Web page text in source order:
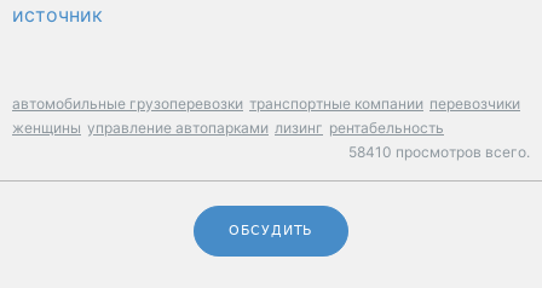
источник
автомобильные грузоперевозки транспортные компании перевозчики
женщины управление автопарками лизинг рентабельность
58410 просмотров всего.
ОБСУДИТЬ